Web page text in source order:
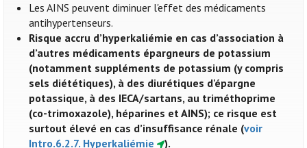
Les AINS peuvent diminuer l'effet des médicaments
antihypertenseurs.
Risque accru d’hyperkaliémie en cas d’association à
d’autres médicaments épargneurs de potassium
(notamment suppléments de potassium (y compris
sels diététiques), à des diurétiques d'épargne
potassique, à des IECA/sartans, au triméthoprime
(co-trimoxazole), héparines et AINS); ce risque est
surtout élevé en cas d’insuffisance rénale (voir
Intro.6.2.7. Hyperkaliémie
).